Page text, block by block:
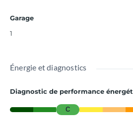
Garage
1
Énergie et diagnostics
Diagnostic de performance
C